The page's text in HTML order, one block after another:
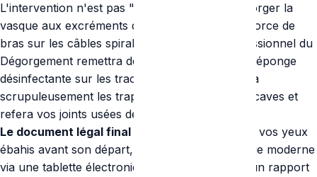
L'intervention n'est pas "Un Hit and Run". Dégorger la
vasque aux excréments demande certes de la force de
bras sur les câbles spirales... mais le vrai professionnel du
Dégorgement remettra des gants pour passer l'éponge
désinfectante sur les traces marrons, refermera
scrupuleusement les trappes du carrelage des caves et
refera vos joints usées de P.V.C !
Le document légal final :
Il vous produira sous vos yeux
ébahis avant son départ, de façon technologique moderne
via une tablette électronique tactile très claire, un rapport